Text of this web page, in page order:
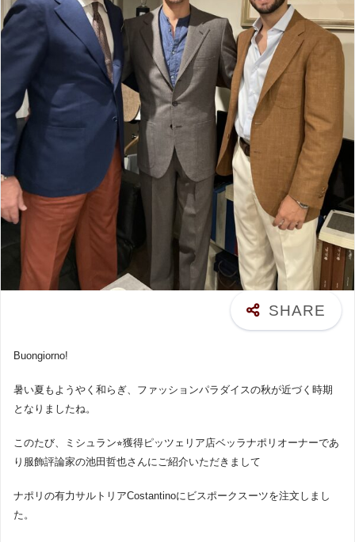
Buongiorno!
暑い夏もようやく和らぎ、ファッションパラダイスの秋が近づく時期
となりましたね。
このたび、ミシュラン⭐︎獲得ピッツェリア店ベッラナポリオーナーであ
り服飾評論家の池田哲也さんにご紹介いただきまして
ナポリの有力サルトリアCostantinoにビスポークスーツを注文しまし
た。